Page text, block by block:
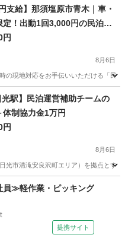
支給】那須塩原市青木｜車・
！出動1回3,000円の民泊パ
円
8月6日
の現地対応をお手伝いいただける「民
光駅】民泊運営補助チームの
制協力金1万円
円
8月6日
光市清滝安良沢町エリア）を拠点とす
≫軽作業・ピッキング
提携サイト